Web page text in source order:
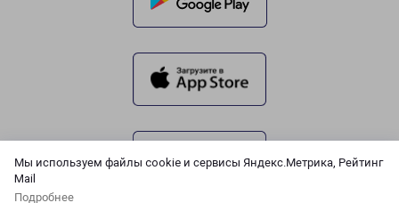
Мы используем файлы cookie и сервисы Яндекс.Метрика, Рейтинг
Mail
Подробнее